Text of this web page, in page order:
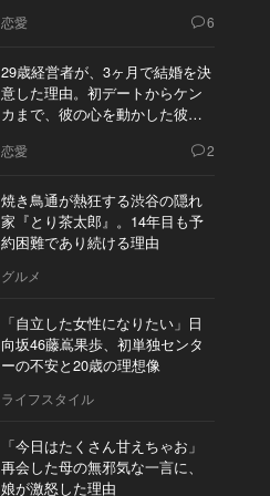
恋愛 6
29歳経営者が、3ヶ月で結婚を決
意した理由。初デートからケン
カまで、彼の心を動かした彼女
恋愛 2
焼き鳥通が熱狂する渋谷の隠れ
家『とり茶太郎』。14年目も予
約困難であり続ける理由
グルメ
「自立した女性になりたい」日
向坂46藤嶌果歩、初単独センタ
ーの不安と20歳の理想像
ライフスタイル
「今日はたくさん甘えちゃお」
再会した母の無邪気な一言に、
娘が激怒した理由